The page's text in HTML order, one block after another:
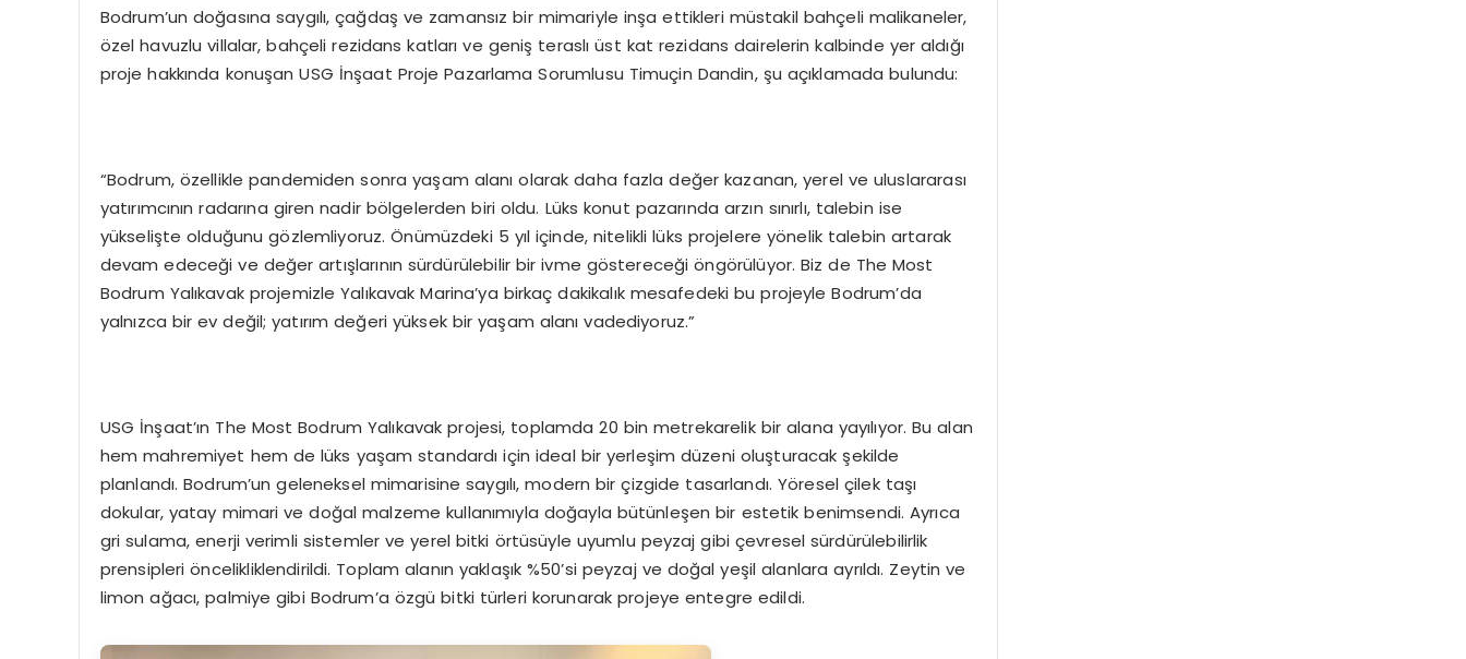
Bodrum’un doğasına saygılı, çağdaş ve zamansız bir mimariyle inşa ettikleri müstakil bahçeli malikaneler,
özel havuzlu villalar, bahçeli rezidans katları ve geniş teraslı üst kat rezidans dairelerin kalbinde yer aldığı
proje hakkında konuşan USG İnşaat Proje Pazarlama Sorumlusu Timuçin Dandin, şu açıklamada bulundu:
“Bodrum, özellikle pandemiden sonra yaşam alanı olarak daha fazla değer kazanan, yerel ve uluslararası
yatırımcının radarına giren nadir bölgelerden biri oldu. Lüks konut pazarında arzın sınırlı, talebin ise
yükselişte olduğunu gözlemliyoruz. Önümüzdeki 5 yıl içinde, nitelikli lüks projelere yönelik talebin artarak
devam edeceği ve değer artışlarının sürdürülebilir bir ivme göstereceği öngörülüyor. Biz de The Most
Bodrum Yalıkavak projemizle Yalıkavak Marina’ya birkaç dakikalık mesafedeki bu projeyle Bodrum’da
yalnızca bir ev değil; yatırım değeri yüksek bir yaşam alanı vadediyoruz.”
USG İnşaat’ın The Most Bodrum Yalıkavak projesi, toplamda 20 bin metrekarelik bir alana yayılıyor. Bu alan
hem mahremiyet hem de lüks yaşam standardı için ideal bir yerleşim düzeni oluşturacak şekilde
planlandı. Bodrum’un geleneksel mimarisine saygılı, modern bir çizgide tasarlandı. Yöresel çilek taşı
dokular, yatay mimari ve doğal malzeme kullanımıyla doğayla bütünleşen bir estetik benimsendi. Ayrıca
gri sulama, enerji verimli sistemler ve yerel bitki örtüsüyle uyumlu peyzaj gibi çevresel sürdürülebilirlik
prensipleri öncelikliklendirildi. Toplam alanın yaklaşık %50’si peyzaj ve doğal yeşil alanlara ayrıldı. Zeytin ve
limon ağacı, palmiye gibi Bodrum’a özgü bitki türleri korunarak projeye entegre edildi.